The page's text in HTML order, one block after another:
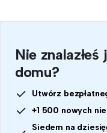
Nie
domu?
Utwórz
+1 500 nowych
Siedem na